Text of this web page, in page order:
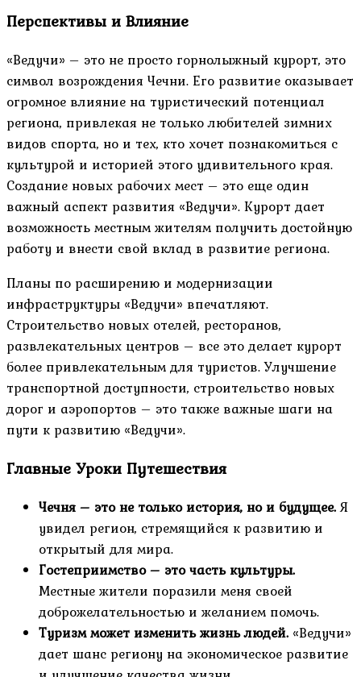
Перспективы и Влияние
«Ведучи» – это не просто горнолыжный курорт, это
символ возрождения Чечни. Его развитие оказывает
огромное влияние на туристический потенциал
региона, привлекая не только любителей зимних
видов спорта, но и тех, кто хочет познакомиться с
культурой и историей этого удивительного края.
Создание новых рабочих мест – это еще один
важный аспект развития «Ведучи». Курорт дает
возможность местным жителям получить достойную
работу и внести свой вклад в развитие региона.
Планы по расширению и модернизации
инфраструктуры «Ведучи» впечатляют.
Строительство новых отелей, ресторанов,
развлекательных центров – все это делает курорт
более привлекательным для туристов. Улучшение
транспортной доступности, строительство новых
дорог и аэропортов – это также важные шаги на
пути к развитию «Ведучи».
Главные Уроки Путешествия
Чечня – это не только история, но и будущее.Я
увидел регион, стремящийся к развитию и
открытый для мира.
Гостеприимство – это часть культуры.
Местные жители поразили меня своей
доброжелательностью и желанием помочь.
Туризм может изменить жизнь людей. «Ведучи»
дает шанс региону на экономическое развитие